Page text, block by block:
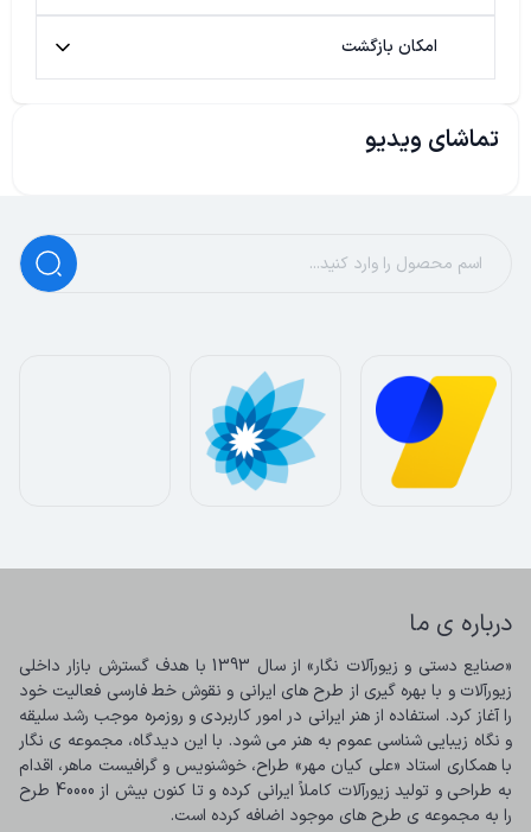
امکان بازگشت
تماشای ویدیو
درباره ی ما
را به مجموعه ی طرح های موجود اضافه کرده است.